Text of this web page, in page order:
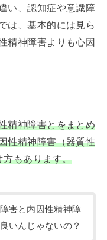
い、認知症や意識障
は、基本的には見ら
精神障害よりも心因
精神障害とをまとめ
性精神障害（器質性
方もあります。
害と内因性精神障
いんじゃないの？